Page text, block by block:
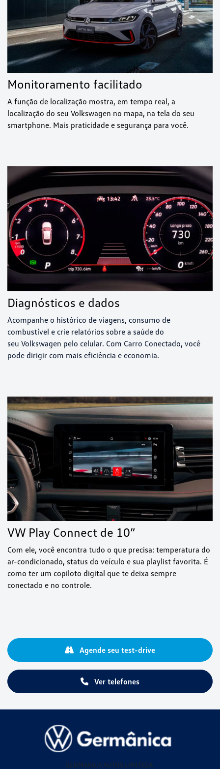
Monitoramento facilitado
A função de localização mostra, em tempo real, a
localização do seu Volkswagen no mapa, na tela do seu
smartphone. Mais praticidade e segurança para você.
Diagnósticos e dados
Acompanhe o histórico de viagens, consumo de
combustível e crie relatórios sobre a saúde do
seu Volkswagen pelo celular. Com Carro Conectado, você
pode dirigir com mais eficiência e economia.
VW Play Connect de 10”
Com ele, você encontra tudo o que precisa: temperatura do
ar-condicionado, status do veículo e sua playlist favorita. É
como ter um copiloto digital que te deixa sempre
conectado e no controle.
Ver telefones
Agende seu test-drive
GERMANICA AUTOS LIMITADA